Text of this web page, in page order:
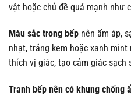
vật hoặc chủ đề quá mạnh như
Màu sắc trong bếp nên ấm áp,
nhạt, trắng kem hoặc xanh
thích vị giác, tạo cảm giác sạch
Tranh bếp nên có khung chống